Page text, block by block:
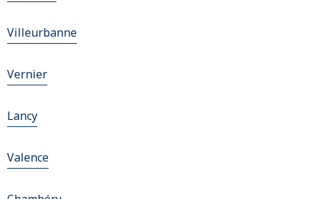
Villeurbanne
Vernier
Lancy
Valence